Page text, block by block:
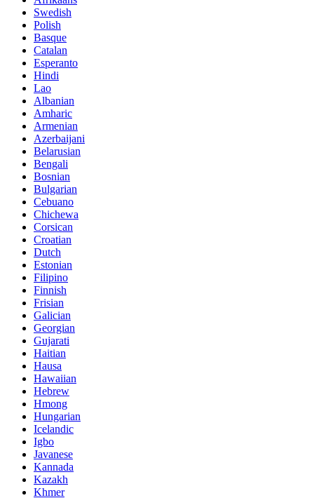
Swedish
Polish
Basque
Catalan
Esperanto
Hindi
Lao
Albanian
Amharic
Armenian
Azerbaijani
Belarusian
Bengali
Bosnian
Bulgarian
Cebuano
Chichewa
Corsican
Croatian
Dutch
Estonian
Filipino
Finnish
Frisian
Galician
Georgian
Gujarati
Haitian
Hausa
Hawaiian
Hebrew
Hmong
Hungarian
Icelandic
Igbo
Javanese
Kannada
Kazakh
Khmer